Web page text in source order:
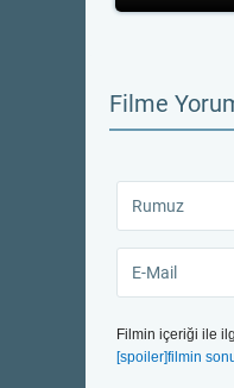
Filme
Filmin içeriği ile
[spoiler]filmin